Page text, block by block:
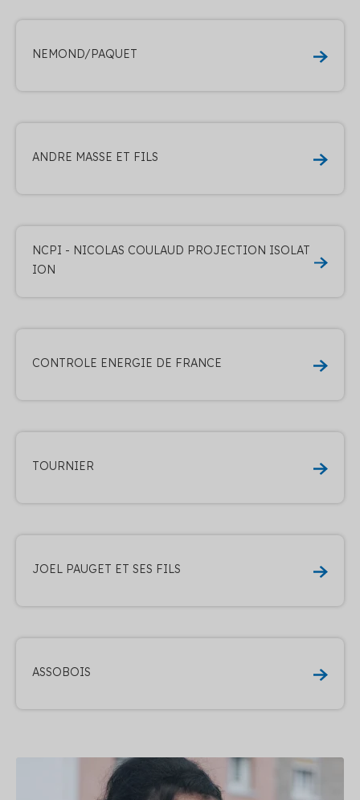
NEMOND/PAQUET
ANDRE MASSE ET FILS
NCPI - NICOLAS COULAUD PROJECTION ISOLAT
ION
CONTROLE ENERGIE DE FRANCE
TOURNIER
JOEL PAUGET ET SES FILS
ASSOBOIS